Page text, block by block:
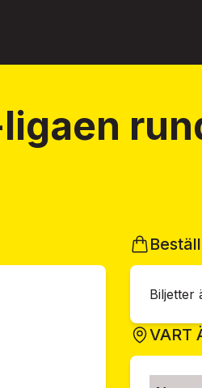
Beställ
Biljetter
VART